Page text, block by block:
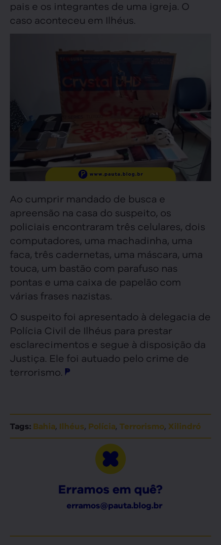
pais e os integrantes de uma igreja. O
caso aconteceu em Ilhéus.
Ao cumprir mandado de busca e
apreensão na casa do suspeito, os
policiais encontraram três celulares, dois
computadores, uma machadinha, uma
faca, três cadernetas, uma máscara, uma
touca, um bastão com parafuso nas
pontas e uma caixa de papelão com
várias frases nazistas.
O suspeito foi apresentado à delegacia de
Polícia Civil de Ilhéus para prestar
esclarecimentos e segue à disposição da
Justiça. Ele foi autuado pelo crime de
terrorismo.
Tags: Bahia, Ilhéus, Polícia, Terrorismo, Xilindró
Erramos em quê?
erramos@pauta.blog.br